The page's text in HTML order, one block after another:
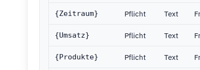
{Zeitraum} Pflicht Text
{Umsatz} Pflicht Text
{Produkte} Pflicht Text